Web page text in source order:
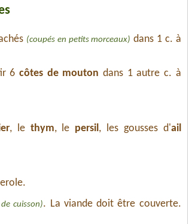
(coupés en petits morceaux) dans 1 c. à
6côtes de mouton dans 1 autre c. à
, le thym, le persil, les gousses d'ail
cuisson). La viande doit être couverte.